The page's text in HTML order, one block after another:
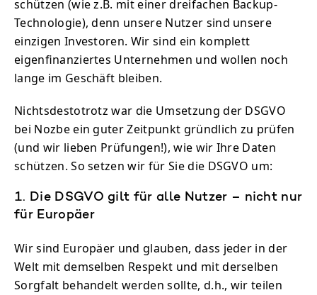
schützen (wie z.B. mit einer dreifachen Backup-
Technologie), denn unsere Nutzer sind unsere
einzigen Investoren. Wir sind ein komplett
eigenfinanziertes Unternehmen und wollen noch
lange im Geschäft bleiben.
Nichtsdestotrotz war die Umsetzung der DSGVO
bei Nozbe ein guter Zeitpunkt gründlich zu prüfen
(und wir lieben Prüfungen!), wie wir Ihre Daten
schützen. So setzen wir für Sie die DSGVO um:
1. Die DSGVO gilt für alle Nutzer – nicht nur
für Europäer
Wir sind Europäer und glauben, dass jeder in der
Welt mit demselben Respekt und mit derselben
Sorgfalt behandelt werden sollte, d.h., wir teilen